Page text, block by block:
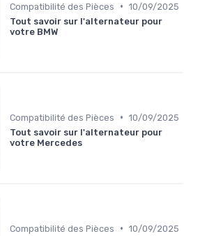
Compatibilité des Pièces • 10/09/2025
Tout savoir sur l'alternateur pour
votre BMW
Compatibilité des Pièces • 10/09/2025
Tout savoir sur l'alternateur pour
votre Mercedes
Compatibilité des Pièces • 10/09/2025